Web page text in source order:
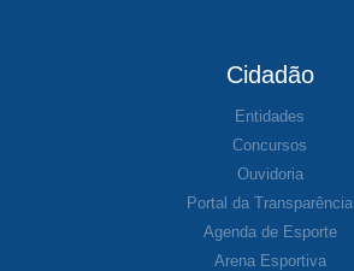
Cidadão
Entidades
Concursos
Ouvidoria
Portal da Transparência
Agenda de Esporte
Arena Esportiva